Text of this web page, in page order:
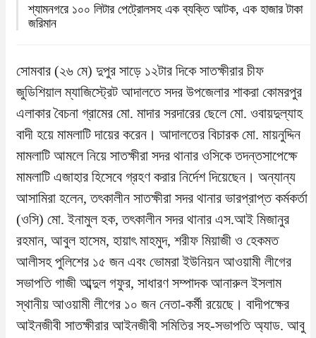
শ্যামনগরে ১০০ লিটার পেট্রোলসহ এক ব্যক্তি আটক, এক হাজার টাকা
জরিমান
সোমবার (২৬ মে) দুপুর সাড়ে ১২টার দিকে সাতক্ষীরার চীফ
জুডিশিয়াল ম্যাজিস্ট্রেট আদালতে সদর উপজেলার শাকরা কোমরপুর
এলাকার বৈচনা গ্রামের মো. মাদার সরদারের ছেলে মো. ওবায়দুল্যাহ
বাদী হয়ে মামলাটি দায়ের করেন। আদালতের বিচারক মো. মায়নুদ্দিন
মামলাটি আমলে নিয়ে সাতক্ষীরা সদর থানার ওসিকে তদন্তসাপেক্ষে
মামলাটি এজাহার হিসেবে গ্রহণ করার নির্দেশ দিয়েছেন। অন্যান্য
আসামিরা হলেন, তৎকালীন সাতক্ষীরা সদর থানার ভারপ্রাপ্ত কর্মকর্তা
(ওসি) মো. ইনামুল হক, তৎকালীন সদর থানার এস.আই মিজানুর
রহমান, আবুল হাসেম, হায়াৎ মাহমুদ, শরীফ মিয়াজী ও হেকমত
আলীসহ পুলিশের ১৫ জন এবং ভোমরা ইউনিয়ন আওয়ামী লীগের
সভাপতি গাজী আব্দুল গফুর, সাধারণ সম্পাদক আনারুল ইসলাম
স্থানীয় আওয়ামী লীগের ১০ জন নেতা-কর্মী রয়েছে। বাদীপক্ষের
আইনজীবী সাতক্ষীরার আইনজীবী সমিতির সহ-সভাপতি অ্যাড. আবু